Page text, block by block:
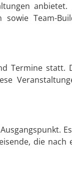
Team-
Termine statt.
die